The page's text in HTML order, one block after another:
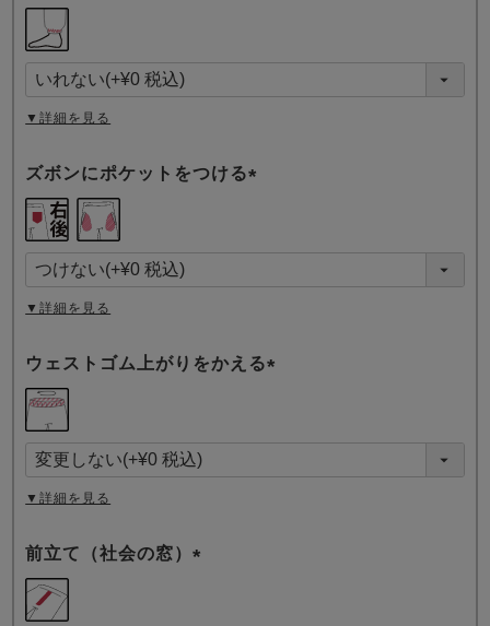
須
)
▼詳細を見る
ズボンにポケットをつける
須
)
▼詳細を見る
ウェストゴム上がりをかえる
須
)
▼詳細を見る
前立て（社会の窓）